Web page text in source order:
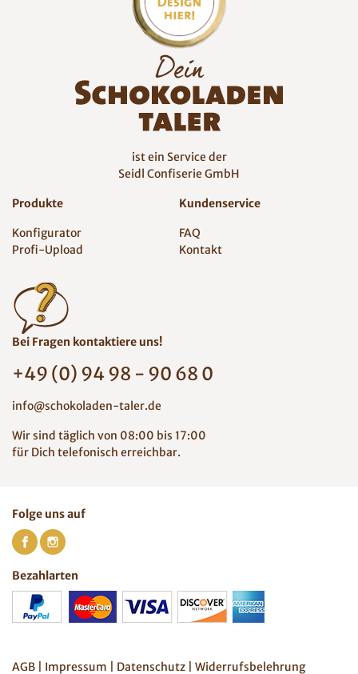
ist ein Service der
Seidl Confiserie GmbH
Produkte
Konfigurator
Profi-Upload
Kundenservice
FAQ
Kontakt
Bei Fragen kontaktiere uns!
+49 (0) 94 98 - 90 68 0
info@schokoladen-taler.de
Wir sind täglich von 08:00 bis 17:00
für Dich telefonisch erreichbar.
Folge uns auf
Bezahlarten
AGB Impressum Datenschutz Widerrufsbelehrung